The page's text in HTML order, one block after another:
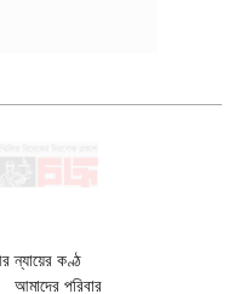
ন্যায়ের কণ্ঠ
আমাদের পরিবার